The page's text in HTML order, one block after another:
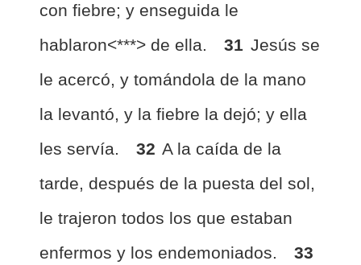
con fiebre; y enseguida le
hablaron<***> de ella.
31 Jesús se
le acercó, y tomándola de la mano
la levantó, y la fiebre la dejó; y ella
les servía.
32 A la caída de la
tarde, después de la puesta del sol,
le trajeron todos los que estaban
enfermos y los endemoniados.
33